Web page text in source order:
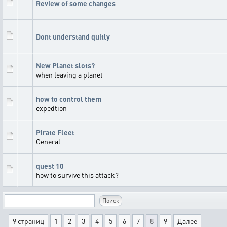
Review of some changes
Dont understand quitly
New Planet slots?
when leaving a planet
how to control them
expedtion
Pirate Fleet
General
quest 10
how to survive this attack?
9 страниц 1 2 3 4 5 6 7 8 9 Далее